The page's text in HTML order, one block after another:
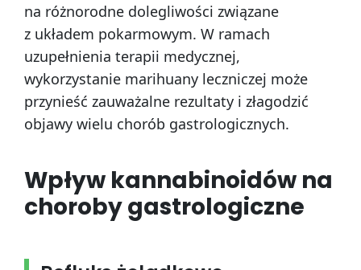
na różnorodne dolegliwości związane
z układem pokarmowym. W ramach
uzupełnienia terapii medycznej,
wykorzystanie marihuany leczniczej może
przynieść zauważalne rezultaty i złagodzić
objawy wielu chorób gastrologicznych.
Wpływ kannabinoidów na
choroby gastrologiczne